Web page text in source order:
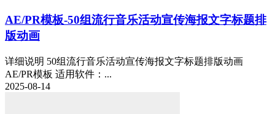
AE/PR模板-50组流行音乐活动宣传海报文字标题排
版动画
详细说明 50组流行音乐活动宣传海报文字标题排版动画
AE/PR模板 适用软件：...
2025-08-14